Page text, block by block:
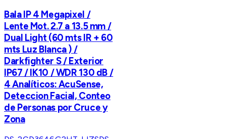
Bala IP 4 Megapixel /
Lente Mot. 2.7 a 13.5 mm /
Dual Light (60 mts IR + 60
mts Luz Blanca ) /
Darkfighter S / Exterior
IP67 / IK10 / WDR 130 dB /
4 Analíticos: AcuSense,
Deteccion Facial, Conteo
de Personas por Cruce y
Zona